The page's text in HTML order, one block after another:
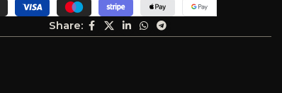
Share: